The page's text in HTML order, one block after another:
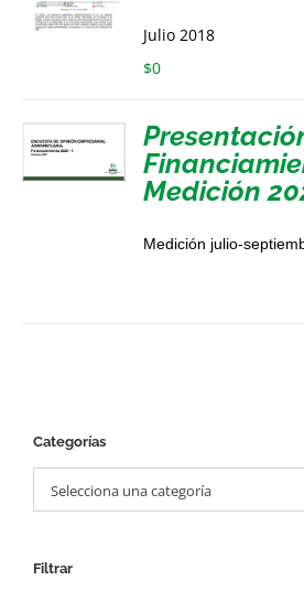
Julio 2018
$0
Medición
Medición julio-
Categorías
Selecciona una categoría
Filtrar